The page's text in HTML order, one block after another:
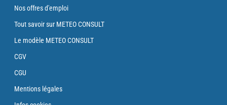
Nos offres d'emploi
Tout savoir sur METEO CONSULT
Le modèle METEO CONSULT
CGV
CGU
Mentions légales